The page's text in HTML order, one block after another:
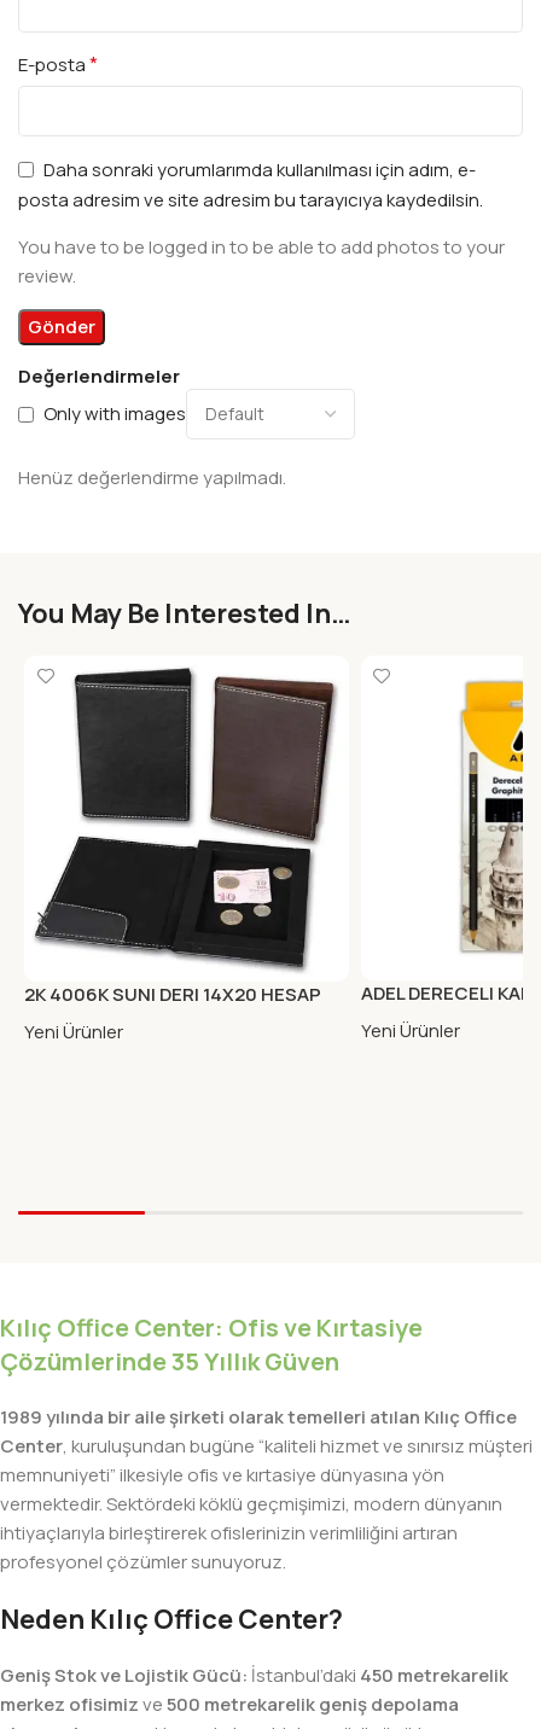
Değerlendirmeler
Only with images
Henüz değerlendirme yapılmadı.
E-posta*
Daha sonraki yorumlarımda kullanılması için adım, e-
posta adresim ve site adresim bu tarayıcıya kaydedilsin.
You have to be logged in to be able to add photos to your
review.
You May Be Interested In…
2K 4006K SUNI DERI 14X20 HESAP
KUTUSU KAHVE
Yeni Ürünler
ADEL DERECELI
Yeni Ürünler
Kılıç Office Center: Ofis ve Kırtasiye
Çözümlerinde 35 Yıllık Güven
1989 yılında bir aile şirketi olarak temelleri atılan Kılıç Office
Center, kuruluşundan bugüne “kaliteli hizmet ve sınırsız müşteri
memnuniyeti” ilkesiyle ofis ve kırtasiye dünyasına yön
vermektedir. Sektördeki köklü geçmişimizi, modern dünyanın
ihtiyaçlarıyla birleştirerek ofislerinizin verimliliğini artıran
profesyonel çözümler sunuyoruz.
Neden Kılıç Office Center?
Geniş Stok ve Lojistik Gücü: İstanbul’daki 450 metrekarelik
merkez ofisimizve500 metrekarelik geniş depolama